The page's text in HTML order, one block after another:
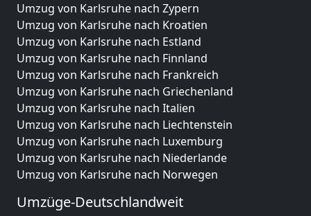
Umzug von Karlsruhe nach Zypern
Umzug von Karlsruhe nach Kroatien
Umzug von Karlsruhe nach Estland
Umzug von Karlsruhe nach Finnland
Umzug von Karlsruhe nach Frankreich
Umzug von Karlsruhe nach Griechenland
Umzug von Karlsruhe nach Italien
Umzug von Karlsruhe nach Liechtenstein
Umzug von Karlsruhe nach Luxemburg
Umzug von Karlsruhe nach Niederlande
Umzug von Karlsruhe nach Norwegen
Umzüge-Deutschlandweit